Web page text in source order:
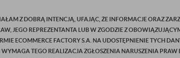
Z DOBRĄ INTENCJĄ, UFAJĄC, ŻE INFORMACJE ORAZ
JEGO REPREZENTANTA LUB W ZGODZIE Z
ECOMMERCE FACTORY S.A. NA UDOSTĘPNIENIE TYCH
TEGO REALIZACJA ZGŁOSZENIA NARUSZENIA